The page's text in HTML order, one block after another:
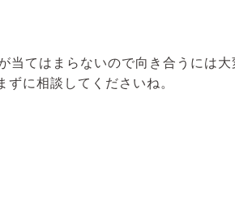
当てはまらないので向き合うには
に相談してくださいね。